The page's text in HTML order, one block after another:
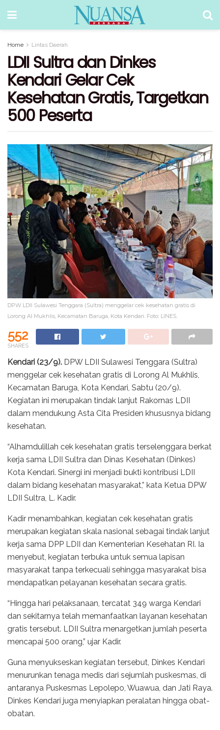
Home Lintas Daerah
LDII Sultra dan Dinkes
Kendari Gelar Cek
Kesehatan Gratis, Targetkan
500 Peserta
DPW LDII Sulawesi Tenggara (Sultra) menggelar cek kesehatan gratis di
Lorong Al Mukhlis, Kecamatan Baruga, Kota Kendari. Foto: LINES.
552
SHARES
Kendari (23/9). DPW LDII Sulawesi Tenggara (Sultra)
menggelar cek kesehatan gratis di Lorong Al Mukhlis,
Kecamatan Baruga, Kota Kendari, Sabtu (20/9).
Kegiatan ini merupakan tindak lanjut Rakornas LDII
dalam mendukung Asta Cita Presiden khususnya bidang
kesehatan.
“Alhamdulillah cek kesehatan gratis terselenggara berkat
kerja sama LDII Sultra dan Dinas Kesehatan (Dinkes)
Kota Kendari. Sinergi ini menjadi bukti kontribusi LDII
dalam bidang kesehatan masyarakat,” kata Ketua DPW
LDII Sultra, L. Kadir.
Kadir menambahkan, kegiatan cek kesehatan gratis
merupakan kegiatan skala nasional sebagai tindak lanjut
kerja sama DPP LDII dan Kementerian Kesehatan RI. Ia
menyebut, kegiatan terbuka untuk semua lapisan
masyarakat tanpa terkecuali sehingga masyarakat bisa
mendapatkan pelayanan kesehatan secara gratis.
“Hingga hari pelaksanaan, tercatat 349 warga Kendari
dan sekitarnya telah memanfaatkan layanan kesehatan
gratis tersebut. LDII Sultra menargetkan jumlah peserta
mencapai 500 orang,” ujar Kadir.
Guna menyukseskan kegiatan tersebut, Dinkes Kendari
menurunkan tenaga medis dari sejumlah puskesmas, di
antaranya Puskesmas Lepolepo, Wuawua, dan Jati Raya.
Dinkes Kendari juga menyiapkan peralatan hingga obat-
obatan.